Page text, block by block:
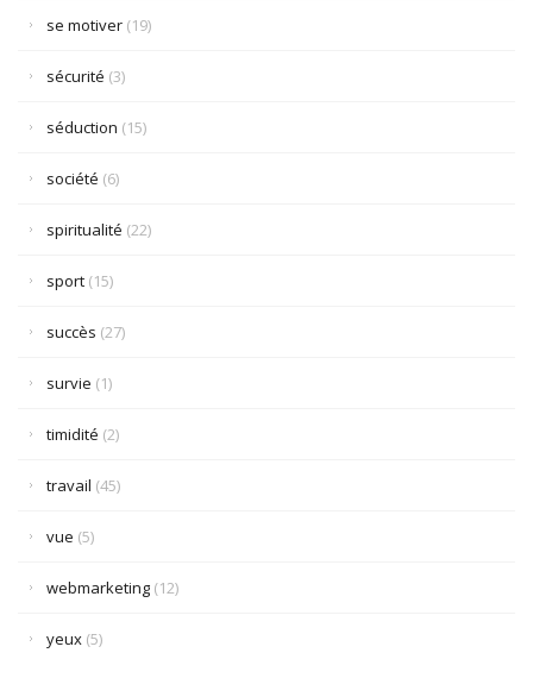
se motiver (19)
sécurité (3)
séduction (15)
société (6)
spiritualité (22)
sport (15)
succès (27)
survie (1)
timidité (2)
travail (45)
vue (5)
webmarketing (12)
yeux (5)